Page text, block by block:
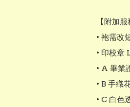
【附加
• 袍需改
• 印校章
• A 畢業
• B 手織
• C 白色